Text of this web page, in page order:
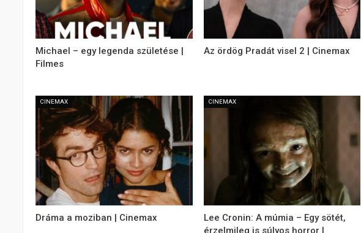
Michael – egy legenda születése |
Filmes
Az ördög Pradát visel 2 | Cinemax
CINEMAX
Dráma a moziban | Cinemax
CINEMAX
Lee Cronin: A múmia – Egy sötét,